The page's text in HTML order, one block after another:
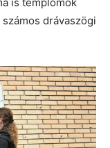
drávaszögi